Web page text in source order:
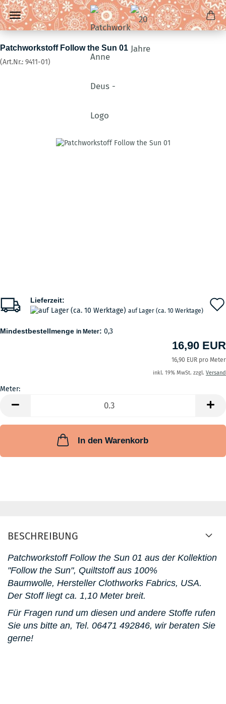
Patchworkstoff Follow the Sun 01
(Art.Nr.: 9411-01)
Lieferzeit:
auf Lager (ca. 10 Werktage)
Mindestbestellmenge in Meter: 0,3
16,90 EUR
16,90 EUR pro Meter
inkl. 19% MwSt. zzgl. Versand
Meter:
In den Warenkorb
BESCHREIBUNG
Patchworkstoff Follow the Sun 01 aus der Kollektion
"Follow the Sun", Quiltstoff aus 100%
Baumwolle, Hersteller Clothworks Fabrics, USA.
Der Stoff liegt ca. 1,10 Meter breit.
Für Fragen rund um diesen und andere Stoffe rufen
Sie uns bitte an, Tel. 06471 492846, wir beraten Sie
gerne!